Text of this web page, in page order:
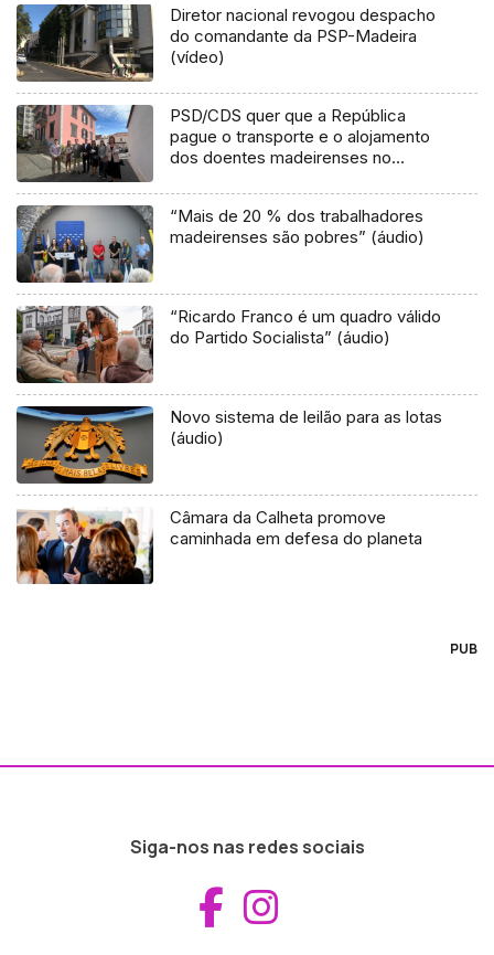
Diretor nacional revogou despacho
do comandante da PSP-Madeira
(vídeo)
PSD/CDS quer que a República
pague o transporte e o alojamento
dos doentes madeirenses no
“Mais de 20 % dos trabalhadores
madeirenses são pobres” (áudio)
“Ricardo Franco é um quadro válido
do Partido Socialista” (áudio)
Novo sistema de leilão para as lotas
(áudio)
Câmara da Calheta promove
caminhada em defesa do planeta
PUB
Siga-nos nas redes sociais
Aceder ao